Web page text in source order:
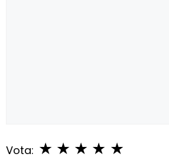
Vota: ★
★
★
★
★